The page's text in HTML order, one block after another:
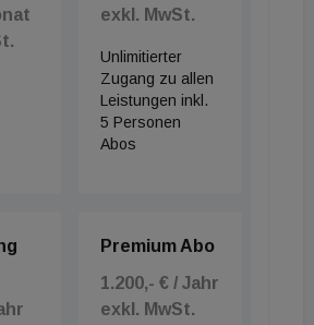
wieder. Insbesondere
von Behördenprozessen, die
Vorgaben und die
serieller Bauweisen gelten als
Wohnraum wieder günstiger
exkl. MwSt.
Unlimitierter
Zugang zu allen
Leistungen inkl.
5 Personen
Abos
Premium Abo
1.200,- € / Jahr
exkl. MwSt.